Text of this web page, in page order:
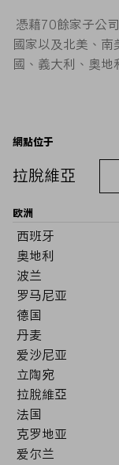
憑藉70餘家子公
國家以及北美、
國、義大利、奧
網點位于
拉脫維亞
欧洲
西班牙
奥地利
波兰
罗马尼亚
德国
丹麦
爱沙尼亚
立陶宛
拉脫維亞
法国
克罗地亚
爱尔兰